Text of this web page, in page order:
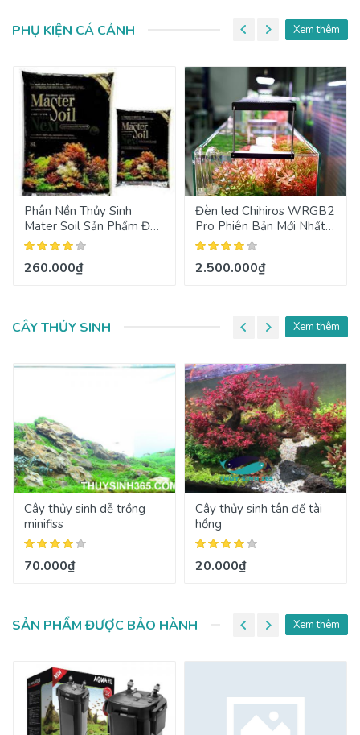
PHỤ KIỆN CÁ CẢNH Xem thêm
Phân Nền Thủy Sinh
Mater Soil Sản Phẩm Đến
Từ Nhật Bản
260.000₫
Đèn led Chihiros WRGB2
Pro Phiên Bản Mới Nhất
2022
2.500.000₫
CÂY THỦY SINH Xem thêm
Cây thủy sinh dễ trồng
minifiss
70.000₫
Cây thủy sinh tân đế tài
hồng
20.000₫
SẢN PHẨM ĐƯỢC BẢO HÀNH Xem thêm